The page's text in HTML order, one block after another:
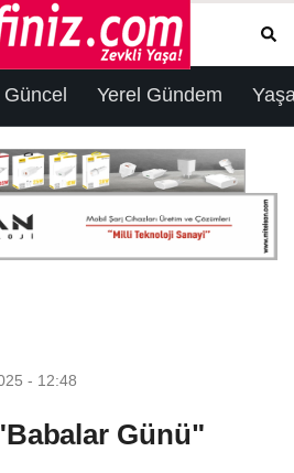
Güncel Yerel Gündem
- 12:48
Günü"